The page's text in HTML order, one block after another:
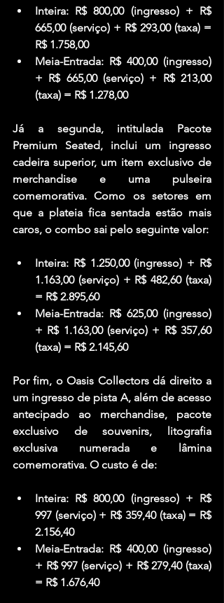
Inteira: R$ 800,00 (ingresso) + R$
665,00 (serviço) + R$ 293,00 (taxa) =
R$ 1.758,00
Meia-Entrada: R$ 400,00 (ingresso)
+ R$ 665,00 (serviço) + R$ 213,00
(taxa) = R$ 1.278,00
Já a segunda, intitulada Pacote
Premium Seated
cadeira superior, um item exclusivo de
merchandise e uma pulseira
comemorativa. Como os setores em
que a plateia fica sentada estão mais
caros, o combo sai pelo seguinte valor:
Inteira: R$ 1.250,00 (ingresso) + R$
1.163,00 (serviço) + R$ 482,60 (taxa)
= R$ 2.895,60
Meia-Entrada: R$ 625,00 (ingresso)
+ R$ 1.163,00 (serviço) + R$ 357,60
(taxa) = R$ 2.145,60
Por fim, o Oasis Collectors dá direito a
um ingresso de pista A, além de acesso
antecipado ao merchandise, pacote
exclusivo de souvenirs, litografia
exclusiva numerada e lâmina
comemorativa. O custo é de:
Inteira: R$ 800,00 (ingresso) + R$
997 (serviço) + R$ 359,40 (taxa) = R$
2.156,40
Meia-Entrada: R$ 400,00 (ingresso)
+ R$ 997 (serviço) + R$ 279,40 (taxa)
= R$ 1.676,40